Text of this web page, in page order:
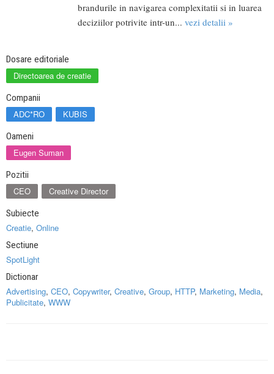
brandurile in navigarea complexitatii si in luarea
deciziilor potrivite intr-un... vezi detalii »
Dosare editoriale
Directoarea de creatie
Companii
ADC*RO KUBIS
Oameni
Eugen Suman
Pozitii
CEO Creative Director
Subiecte
Creatie, Online
Sectiune
SpotLight
Dictionar
Advertising, CEO, Copywriter, Creative, Group, HTTP, Marketing, Media,
Publicitate, WWW